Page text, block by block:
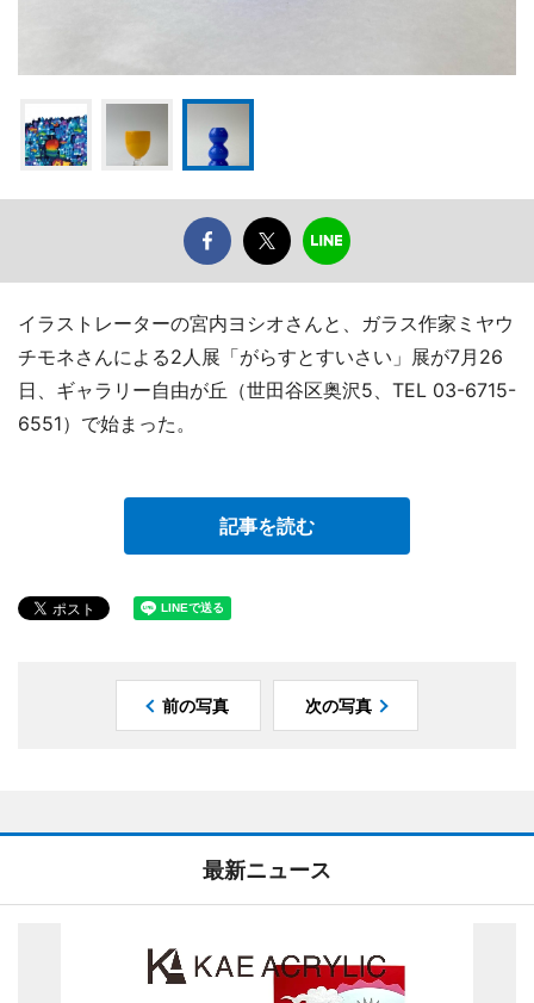
イラストレーターの宮内ヨシオさんと、ガラス作家ミヤウ
チモネさんによる2人展「がらすとすいさい」展が7月26
日、ギャラリー自由が丘（世田谷区奥沢5、TEL 03-6715-
6551）で始まった。
記事を読む
前の写真 次の写真
最新ニュース